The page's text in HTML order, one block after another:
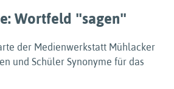
Wortfeld ʺsagenʺ
der Medienwerkstatt Mühlacker
und Schüler Synonyme für das